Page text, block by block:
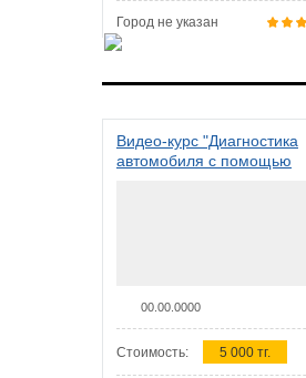
Город не указан
Видео-курс "Диагностика
автомобиля с помощью
00.00.0000
Стоимость: 5 000 тг.